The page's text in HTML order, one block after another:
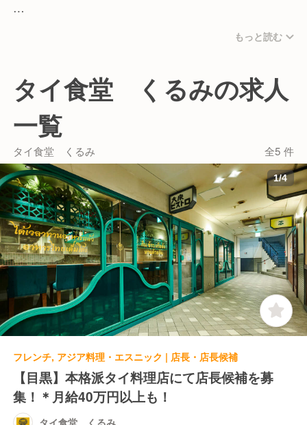
さんが手掛けています。
店名の"クルミ”はサンスクリット語（タイ語の語源）
で"あたたかな"という意味で、どこかホッとするよう
な雰囲気作りを目指しています。
メニューは、「豚肉とガパオの炒めのせご飯」や「海
老と帆立貝のレッドカレー」、「有頭海老のスパイシ
ースープ」などの定番に人気なものから、「殻付き生
牡蠣 レモングラスソース」、「森林鶏とバイマック
ルの唐揚げ」など本場さながらの本格派の食材をふん
だんに使用。
「国産牛リブロースのロースト」などジューシーなお
肉料理もお出ししており、幅広いラインナップでお届
けしています。
更に技術取得だけでなく、私たちが重視しているの
は”考え方”の教育。
自己中心的な動機ではなく、「公」つまり、お客様や
一緒に働く仲間を思いやる気持ちを大切にしていま
す。
もっと読む
タイ食堂 くるみの求人
一覧
タイ食堂 くるみ 全5 件
1/4
フレンチ, アジア料理・エスニック | 店長・店長候補
【目黒】本格派タイ料理店にて店長候補を募
集！＊月給40万円以上も！